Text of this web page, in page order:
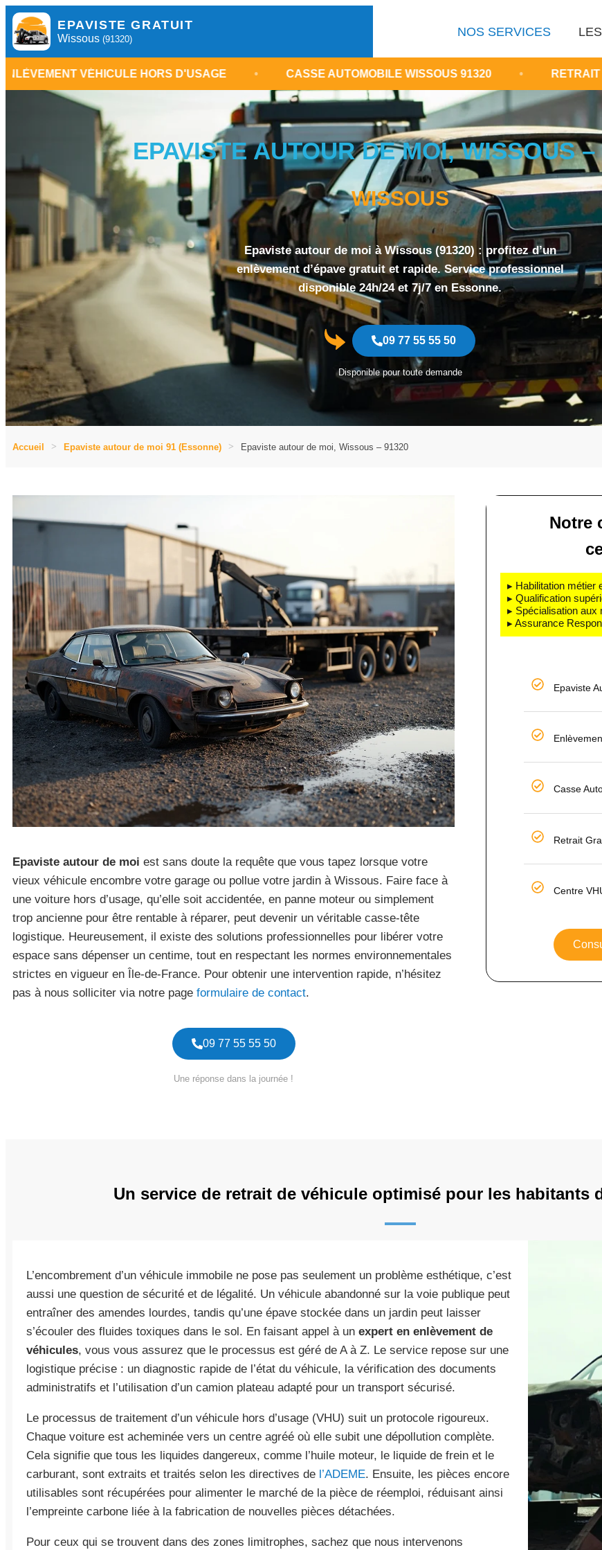
EPAVISTE GRATUIT
Wissous (91320)
NOS SERVICES
VÉHICULE HORS D'USAGE • CASSE AUTOMOBILE WISSOUS 91320 • RETRAIT GRATUIT
EPAVISTE AUTOUR DE MOI, WISSOUS –
WISSOUS
Epaviste autour de moi à Wissous (91320) : profitez d’un
enlèvement d’épave gratuit et rapide. Service professionnel
disponible 24h/24 et 7j/7 en Essonne.
09 77 55 55 50
Disponible pour toute demande
Accueil Epaviste autour de moi 91 (Essonne) Epaviste autour de moi, Wissous – 91320
Epaviste autour de moi est sans doute la requête que vous tapez lorsque votre
vieux véhicule encombre votre garage ou pollue votre jardin à Wissous. Faire face à
une voiture hors d’usage, qu’elle soit accidentée, en panne moteur ou simplement
trop ancienne pour être rentable à réparer, peut devenir un véritable casse-tête
logistique. Heureusement, il existe des solutions professionnelles pour libérer votre
espace sans dépenser un centime, tout en respectant les normes environnementales
strictes en vigueur en Île-de-France. Pour obtenir une intervention rapide, n’hésitez
pas à nous solliciter via notre page formulaire de contact.
09 77 55 55 50
Une réponse dans la journée !
Notre
▸ Habilitation métier
▸ Qualification
▸ Spécialisation aux
▸ Assurance
Epaviste
Casse
Retrait
Centre
Un service de retrait de véhicule optimisé pour les habitants
L’encombrement d’un véhicule immobile ne pose pas seulement un problème esthétique, c’est
aussi une question de sécurité et de légalité. Un véhicule abandonné sur la voie publique peut
entraîner des amendes lourdes, tandis qu’une épave stockée dans un jardin peut laisser
s’écouler des fluides toxiques dans le sol. En faisant appel à un expert en enlèvement de
véhicules, vous vous assurez que le processus est géré de A à Z. Le service repose sur une
logistique précise : un diagnostic rapide de l’état du véhicule, la vérification des documents
administratifs et l’utilisation d’un camion plateau adapté pour un transport sécurisé.
Le processus de traitement d’un véhicule hors d’usage (VHU) suit un protocole rigoureux.
Chaque voiture est acheminée vers un centre agréé où elle subit une dépollution complète.
Cela signifie que tous les liquides dangereux, comme l’huile moteur, le liquide de frein et le
carburant, sont extraits et traités selon les directives de l’ADEME. Ensuite, les pièces encore
utilisables sont récupérées pour alimenter le marché de la pièce de réemploi, réduisant ainsi
l’empreinte carbone liée à la fabrication de nouvelles pièces détachées.
Pour ceux qui se trouvent dans des zones limitrophes, sachez que nous intervenons